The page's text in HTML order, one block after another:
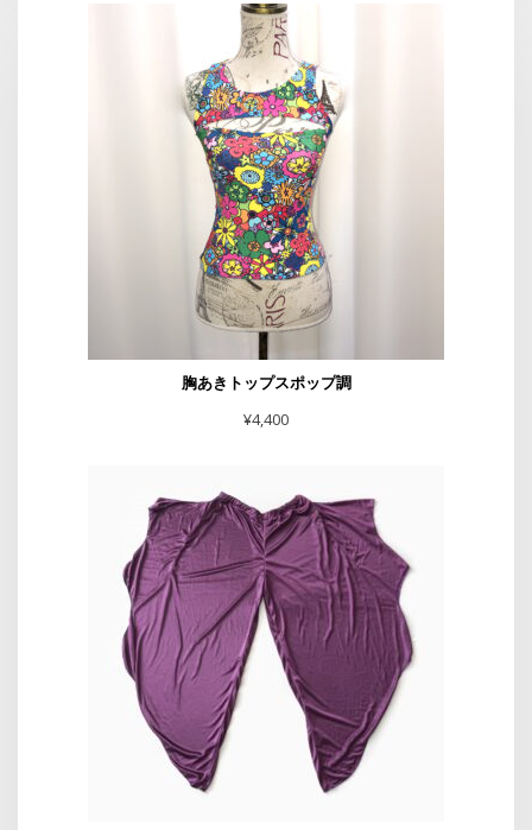
胸あきトップスポップ調
¥4,400